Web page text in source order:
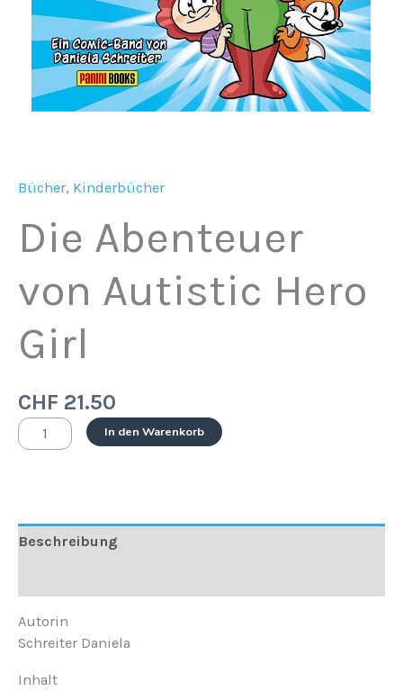
Bücher, Kinderbücher
Die Abenteuer
von Autistic Hero
Girl
CHF 21.50
In den Warenkorb
Beschreibung
Autorin
Schreiter Daniela
Inhalt